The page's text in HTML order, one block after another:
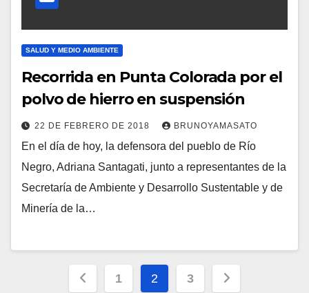
SALUD Y MEDIO AMBIENTE
Recorrida en Punta Colorada por el
polvo de hierro en suspensión
22 DE FEBRERO DE 2018 BRUNOYAMASATO
En el día de hoy, la defensora del pueblo de Río
Negro, Adriana Santagati, junto a representantes de la
Secretaría de Ambiente y Desarrollo Sustentable y de
Minería de la…
Paginación
1 2 3